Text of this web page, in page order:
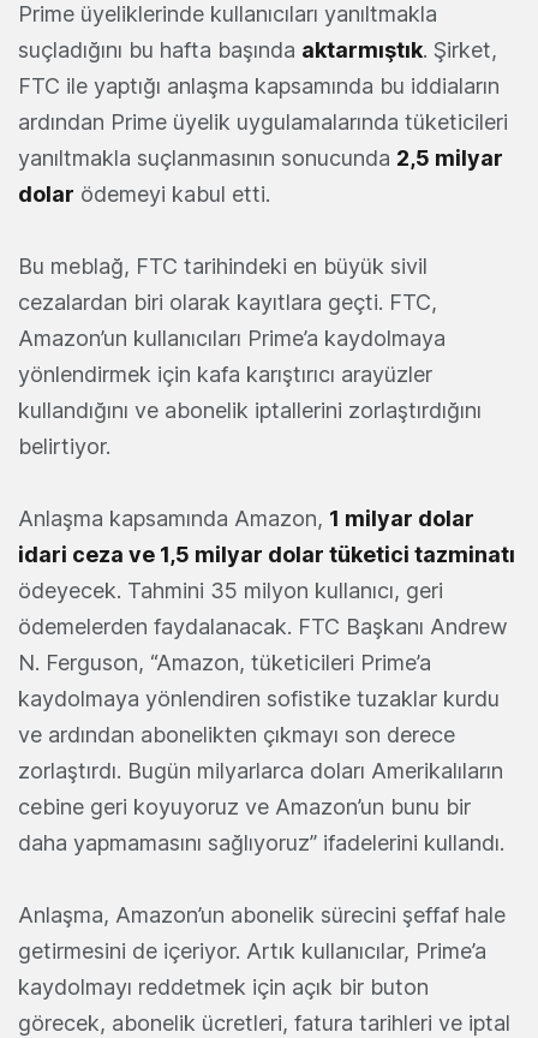
Prime üyeliklerinde kullanıcıları yanıltmakla
suçladığını bu hafta başında aktarmıştık. Şirket,
FTC ile yaptığı anlaşma kapsamında bu iddiaların
ardından Prime üyelik uygulamalarında tüketicileri
yanıltmakla suçlanmasının sonucunda 2,5 milyar
dolar ödemeyi kabul etti.
Bu meblağ, FTC tarihindeki en büyük sivil
cezalardan biri olarak kayıtlara geçti. FTC,
Amazon’un kullanıcıları Prime’a kaydolmaya
yönlendirmek için kafa karıştırıcı arayüzler
kullandığını ve abonelik iptallerini zorlaştırdığını
belirtiyor.
Anlaşma kapsamında Amazon, 1 milyar dolar
idari ceza ve 1,5 milyar dolar tüketici tazminatı
ödeyecek. Tahmini 35 milyon kullanıcı, geri
ödemelerden faydalanacak. FTC Başkanı Andrew
N. Ferguson, “Amazon, tüketicileri Prime’a
kaydolmaya yönlendiren sofistike tuzaklar kurdu
ve ardından abonelikten çıkmayı son derece
zorlaştırdı. Bugün milyarlarca doları Amerikalıların
cebine geri koyuyoruz ve Amazon’un bunu bir
daha yapmamasını sağlıyoruz” ifadelerini kullandı.
Anlaşma, Amazon’un abonelik sürecini şeffaf hale
getirmesini de içeriyor. Artık kullanıcılar, Prime’a
kaydolmayı reddetmek için açık bir buton
görecek, abonelik ücretleri, fatura tarihleri ve iptal